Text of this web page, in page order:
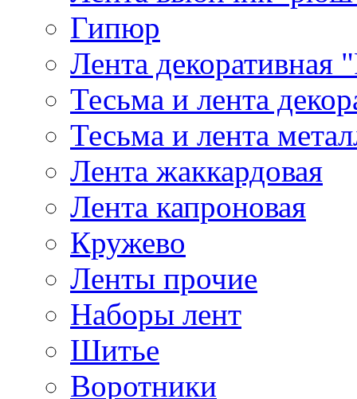
Гипюр
Лента декоративная
Тесьма и лента
Тесьма и лента
Лента жаккардовая
Лента капроновая
Кружево
Ленты прочие
Наборы лент
Шитье
Воротники